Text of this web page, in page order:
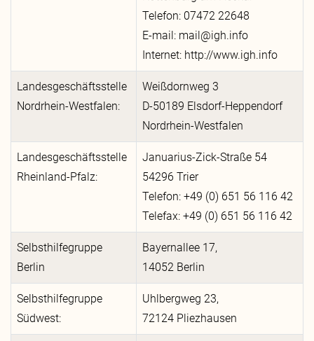
Telefon: 07472 22648
E-mail: mail@igh.info
Internet: http://www.igh.info
Landesgeschäftsstelle
Nordrhein-Westfalen:
Weißdornweg 3
D-50189 Elsdorf-Heppendorf
Nordrhein-Westfalen
Landesgeschäftsstelle
Rheinland-Pfalz:
Januarius-Zick-Straße 54
54296 Trier
Telefon: +49 (0) 651 56 116 42
Telefax: +49 (0) 651 56 116 42
Selbsthilfegruppe
Berlin
Bayernallee 17,
14052 Berlin
Selbsthilfegruppe
Südwest:
Uhlbergweg 23,
72124 Pliezhausen